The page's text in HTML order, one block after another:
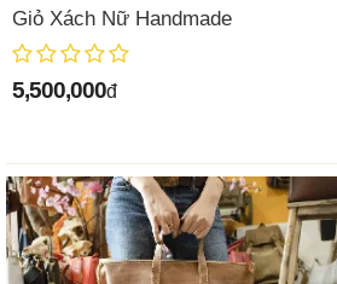
Giỏ Xách Nữ Handmade
5,500,000đ